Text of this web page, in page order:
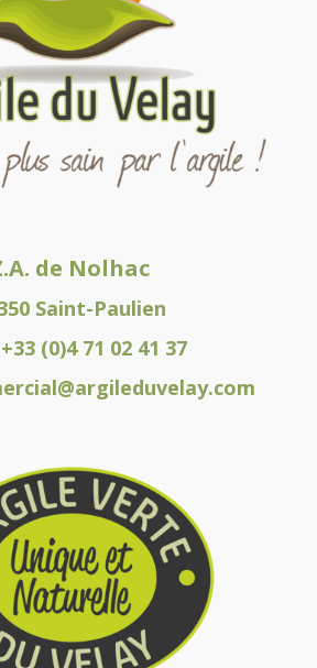
de Nolhac
Saint-Paulien
+33 (0)4 71 02 41 37